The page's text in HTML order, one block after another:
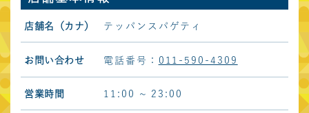
首都圏
東急プラザ表参道
「オモカド」
東急プラザ原宿
「ハラカド」
店舗名（カナ） テッパンスパゲティ
お問い合わせ 電話番号： 011-590-4309
営業時間 11:00 ~ 23:00